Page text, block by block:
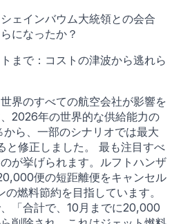
ェインバウム大統領との会合
になったか？
まで：コストの津波から逃れら
界のすべての航空会社が影響を
2026年の世界的な供給能力の
ら、一部のシナリオでは最大
と修正しました。 最も注目すべ
が挙げられます。ルフトハンザ
便の短距離便をキャンセル
燃料節約を目指しています。
「合計で、10月までに20,000